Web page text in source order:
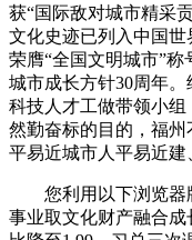
获“国际敌对城市精采
文化史迹已列入中国
荣膺“全国文明城市”
城市成长方针30周年
科技人才工做带领小
然勤奋标的目的，福州
平易近城市人平易近建
您利用以下浏览器
事业取文化财产融合